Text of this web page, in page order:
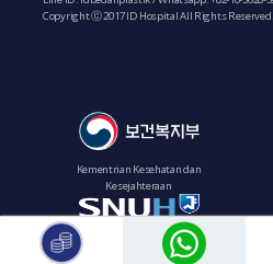
Copyright ⓒ 2017 ID Hospital All Rights Reserved.
Kementrian Kesehatan dan
Kesejahteraan
Rumah Sakit Bundang Seoul National